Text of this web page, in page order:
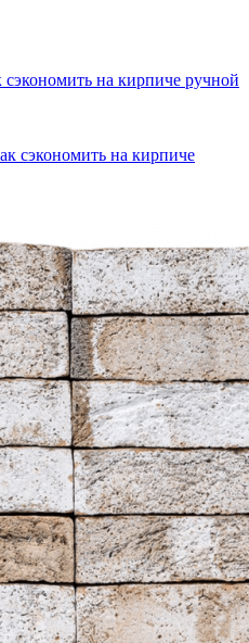
сэкономить на кирпиче